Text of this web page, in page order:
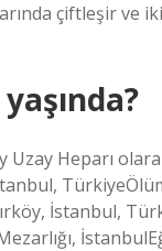
çiftleşir ve
Uzay Heparı
İstanbul,